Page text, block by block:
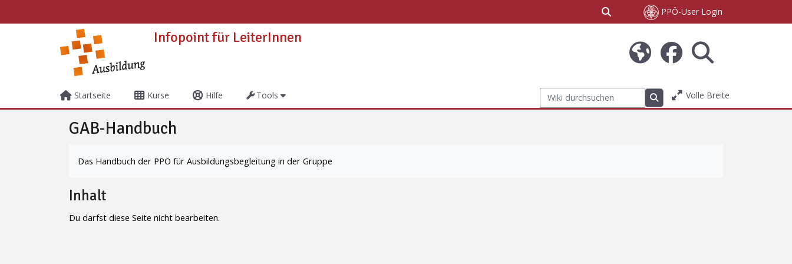
Sucheingabe umschalten
PPÖ-User Login
Infopoint für LeiterInnen
Startseite Kurse Hilfe Tools
Wiki durchsuchen
Wiki durchsuchen
Volle Breite
GAB-Handbuch
Das Handbuch der PPÖ für Ausbildungsbegleitung in der Gruppe
Inhalt
Du darfst diese Seite nicht bearbeiten.